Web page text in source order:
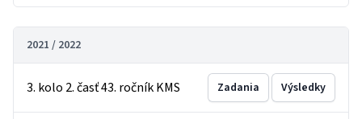
2021 / 2022
3. kolo 2. časť 43. ročník KMS Zadania Výsledky